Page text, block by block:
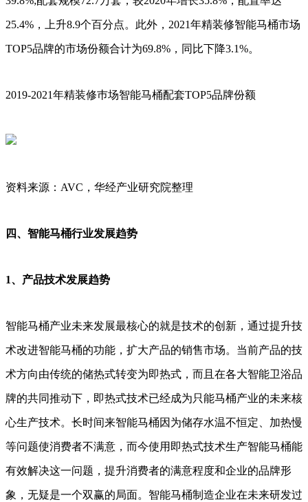
25.4%，上升8.9个百分点。此外，2021年精装修智能马桶市场
TOP5品牌的市场份额合计为69.8%，同比下降3.1%。
2019-2021年精装修巿场智能马桶配套TOP5品牌份额
资料来源：AVC，华经产业研究院整理
四、智能马桶行业发展趋势
1、产品技术发展趋势
智能马桶产业未来发展最核心的就是技术的创新，通过提升技
术改进智能马桶的功能，扩大产品的销售市场。当前产品的技
术方向由传统的储热式转变为即热式，而且在各大智能卫浴品
牌的共同推动下，即热式技术已经成为只能马桶产业的未来核
心生产技术。长时间来智能马桶因为储存水温不恒定、加热慢
等问题使消费者不满意，而今使用即热式技术生产智能马桶能
有效解决这一问题，提升消费者的满意程度和企业的品牌形
象，无疑是一个双赢的局面。智能马桶制造企业在未来研发过